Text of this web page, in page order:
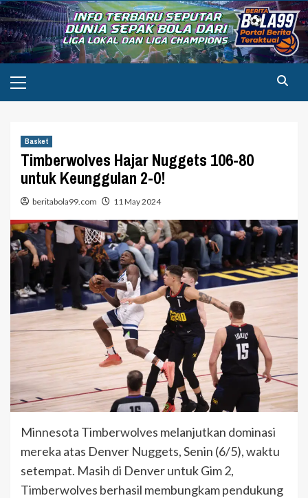
Skip
to
content
Menu
Basket
Timberwolves Hajar Nuggets 106-80
untuk Keunggulan 2-0!
beritabola99.com 11 May 2024
Minnesota Timberwolves melanjutkan dominasi
mereka atas Denver Nuggets, Senin (6/5), waktu
setempat. Masih di Denver untuk Gim 2,
Timberwolves berhasil membungkam pendukung